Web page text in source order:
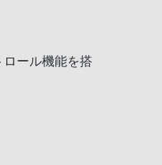
ール機能を搭